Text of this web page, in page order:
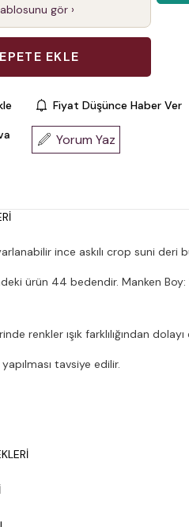
gör ›
Fiyat Düşünce Haber Ver
Yorum Yaz
ince askılı crop suni deri
ürün 44 bedendir. Manken Boy:
renkler ışık farklılığından
tavsiye edilir.